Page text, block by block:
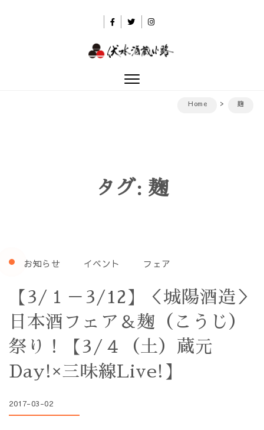
Toggle
Home
麹
タグ: 麹
お知らせ イベント フェア
【3/１－3/12】＜城陽酒造＞
日本酒フェア＆麹（こうじ）
祭り！【3/４（土）蔵元
Day!×三味線Live!】
2017-03-02